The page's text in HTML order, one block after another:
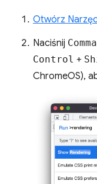
Otwórz
Naciśnij
Control +
ChromeOS),